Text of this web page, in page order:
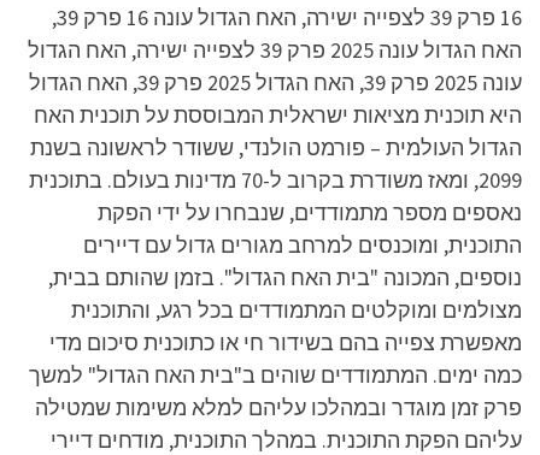
16 פרק 39 לצפייה ישירה, האח הגדול עונה 16 פרק 39,
האח הגדול עונה 2025 פרק 39 לצפייה ישירה, האח הגדול
עונה 2025 פרק 39, האח הגדול 2025 פרק 39, האח הגדול
היא תוכנית מציאות ישראלית המבוססת על תוכנית האח
הגדול העולמית – פורמט הולנדי, ששודר לראשונה בשנת
2099, ומאז משודרת בקרוב ל-70 מדינות בעולם. בתוכנית
נאספים מספר מתמודדים, שנבחרו על ידי הפקת
התוכנית, ומוכנסים למרחב מגורים גדול עם דיירים
נוספים, המכונה "בית האח הגדול". בזמן שהותם בבית,
מצולמים ומוקלטים המתמודדים בכל רגע, והתוכנית
מאפשרת צפייה בהם בשידור חי או כתוכנית סיכום מדי
כמה ימים. המתמודדים שוהים ב"בית האח הגדול" למשך
פרק זמן מוגדר ובמהלכו עליהם למלא משימות שמטילה
עליהם הפקת התוכנית. במהלך התוכנית, מודחים דיירי